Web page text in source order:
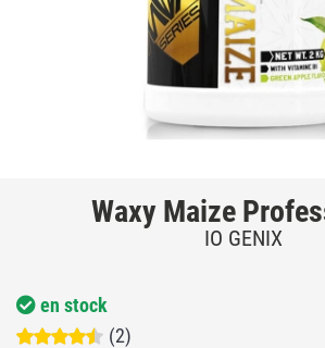
Waxy Maize
IO GENIX
(2)
en stock